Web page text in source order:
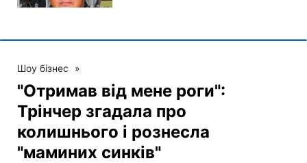
Шоу бізнес »
"Отримав від мене роги":
Трінчер згадала про
колишнього і рознесла
"маминих синків"